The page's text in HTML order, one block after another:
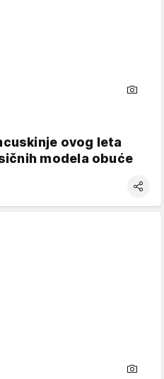
ovog leta
modela obuće